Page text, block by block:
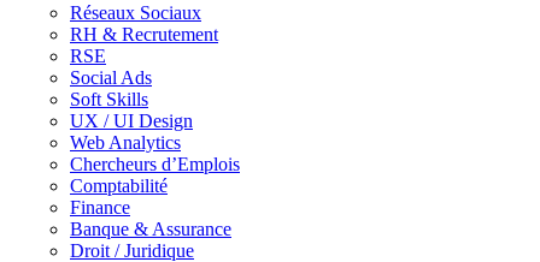
Réseaux Sociaux
RH & Recrutement
RSE
Social Ads
Soft Skills
UX / UI Design
Web Analytics
Chercheurs d’Emplois
Comptabilité
Finance
Banque & Assurance
Droit / Juridique